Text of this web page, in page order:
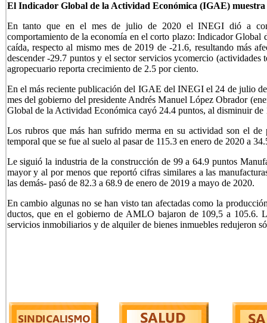
El Indicador Global de la Actividad Económica (IGAE) muestra
En tanto que en el mes de julio de 2020 el INEGI dió a
comportamiento de la economía en el corto plazo: Indicador
caída, respecto al mismo mes de 2019 de -21.6, resultando más
descender -29.7 puntos y el sector servicios ycomercio
agropecuario reporta crecimiento de 2.5 por ciento.
En el más reciente publicación del IGAE del INEGI el 24 de julio
mes del gobierno del presidente Andrés Manuel López Obrador
Global de la Actividad Económica cayó 24.4 puntos, al disminuir de
Los rubros que más han sufrido merma en su actividad son el de
temporal que se fue al suelo al pasar de 115.3 en enero de 2020 a
Le siguió la industria de la construcción de 99 a 64.9 puntos
mayor y al por menos que reportó cifras similares a las
las demás- pasó de 82.3 a 68.9 de enero de 2019 a mayo de 2020.
En cambio algunas no se han visto tan afectadas como la
ductos, que en el gobierno de AMLO bajaron de 109,5 a 105.6.
servicios inmobiliarios y de alquiler de bienes inmuebles redujeron